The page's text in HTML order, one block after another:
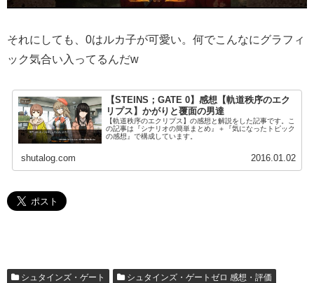
それにしても、0はルカ子が可愛い。何でこんなにグラフィ
ック気合い入ってるんだw
【STEINS；GATE 0】感想【軌道秩序のエク
リプス】かがりと覆面の男達
【軌道秩序のエクリプス】の感想と解説をした記事です。こ
の記事は『シナリオの簡単まとめ』＋『気になったトピック
の感想』で構成しています。
shutalog.com 2016.01.02
シュタインズ・ゲート シュタインズ・ゲートゼロ 感想・評価